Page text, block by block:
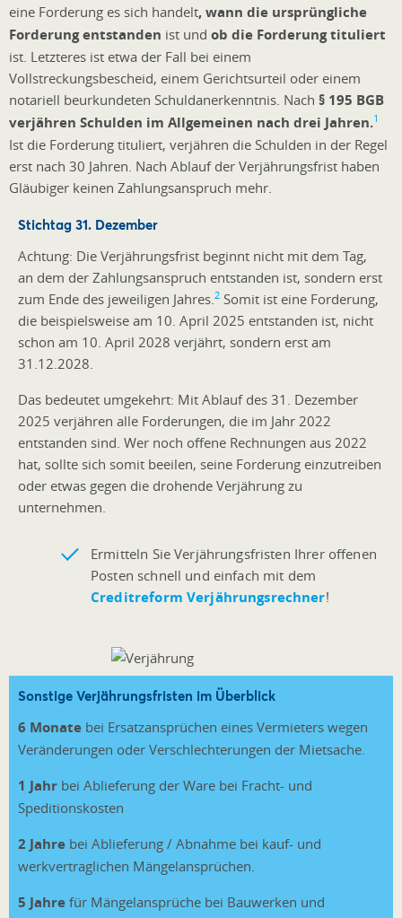
eine Forderung es sich handelt, wann die ursprüngliche
Forderung entstanden ist und ob die Forderung tituliert
ist. Letzteres ist etwa der Fall bei einem
Vollstreckungsbescheid, einem Gerichtsurteil oder einem
notariell beurkundeten Schuldanerkenntnis. Nach § 195 BGB
verjähren Schulden im Allgemeinen nach drei Jahren.1
Ist die Forderung tituliert, verjähren die Schulden in der Regel
erst nach 30 Jahren. Nach Ablauf der Verjährungsfrist haben
Gläubiger keinen Zahlungsanspruch mehr.
Stichtag 31. Dezember
Achtung: Die Verjährungsfrist beginnt nicht mit dem Tag,
an dem der Zahlungsanspruch entstanden ist, sondern erst
zum Ende des jeweiligen Jahres. 2 Somit ist eine Forderung,
die beispielsweise am 10. April 2025 entstanden ist, nicht
schon am 10. April 2028 verjährt, sondern erst am
31.12.2028.
Das bedeutet umgekehrt: Mit Ablauf des 31. Dezember
2025 verjähren alle Forderungen, die im Jahr 2022
entstanden sind. Wer noch offene Rechnungen aus 2022
hat, sollte sich somit beeilen, seine Forderung einzutreiben
oder etwas gegen die drohende Verjährung zu
unternehmen.
Ermitteln Sie Verjährungsfristen Ihrer offenen
Posten schnell und einfach mit dem
Creditreform Verjährungsrechner!
Sonstige Verjährungsfristen im Überblick
6 Monate bei Ersatzansprüchen eines Vermieters wegen
Veränderungen oder Verschlechterungen der Mietsache.
1 Jahr bei Ablieferung der Ware bei Fracht- und
Speditionskosten
2 Jahre bei Ablieferung / Abnahme bei kauf- und
werkvertraglichen Mängelansprüchen.
5 Jahre für Mängelansprüche bei Bauwerken und